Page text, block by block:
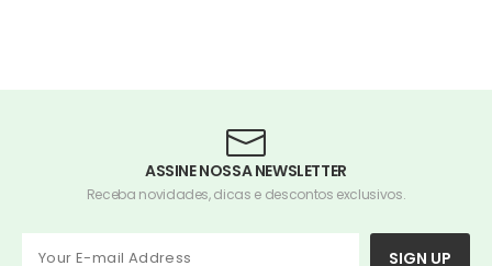
ASSINE NOSSA NEWSLETTER
Receba novidades, dicas e descontos exclusivos.
SIGN UP